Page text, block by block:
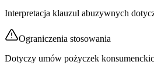
Interpretacja klauzul abuzywnych
Ograniczenia stosowania
Dotyczy umów pożyczek